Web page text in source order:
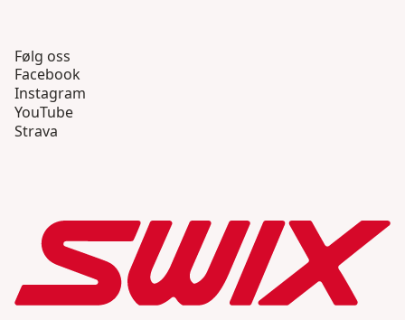
Følg oss
Facebook
Instagram
YouTube
Strava